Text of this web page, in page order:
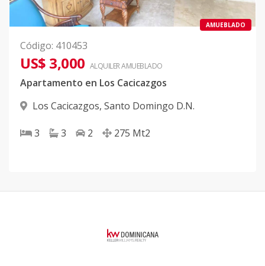
AMUEBLADO
Código: 410453
US$ 3,000 ALQUILERAMUEBLADO
Apartamento en Los Cacicazgos
Los Cacicazgos, Santo Domingo D.N.
3 3 2 275 Mt2